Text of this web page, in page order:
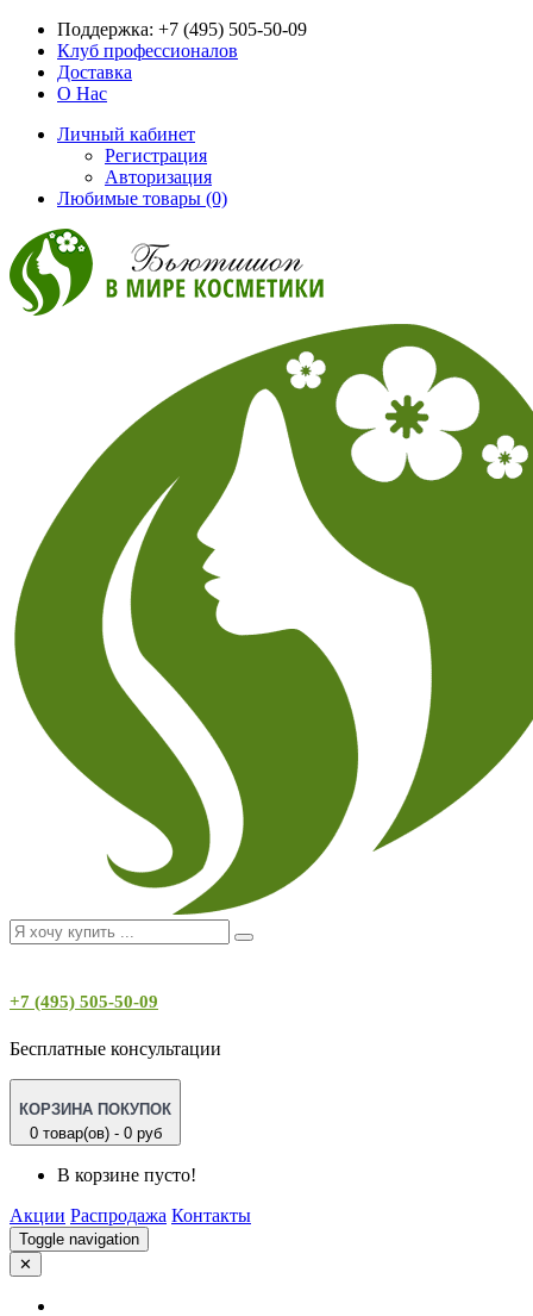
Поддержка: +7 (495) 505-50-09
Клуб профессионалов
Доставка
О Нас
Личный кабинет
Регистрация
Авторизация
Любимые товары (0)
+7 (495) 505-50-09
Бесплатные консультации
КОРЗИНА ПОКУПОК
0 товар(ов) - 0 руб
В корзине пусто!
Акции Распродажа Контакты
Toggle navigation
✕